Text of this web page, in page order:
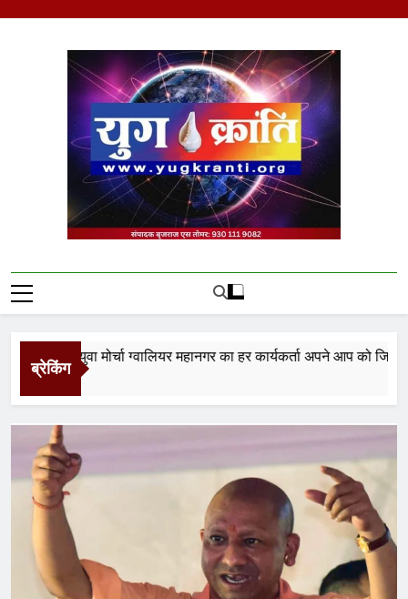
Yug Kranti | Trusted
News Portal
ब्रेकिंग
युवा मोर्चा ग्वालियर महानगर का हर कार्यकर्ता अपने आप को जिला अध्यक्ष